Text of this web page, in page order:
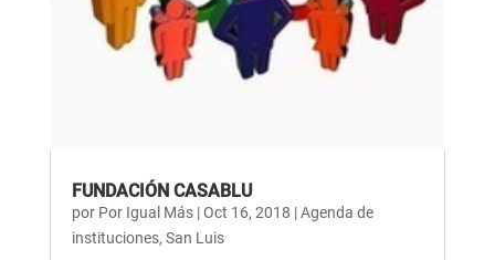
FUNDACIÓN CASABLU
por Por Igual Más|Oct 16, 2018 |Agenda de
instituciones, San Luis